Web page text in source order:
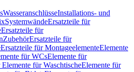
WasseranschlüsseInstallations- und
SystemwändeErsatzteile für
Ersatzteile für
ZubehörErsatzteile für
Ersatzteile für MontageelementeElemente
für WCsElemente für
für WaschtischeElemente für